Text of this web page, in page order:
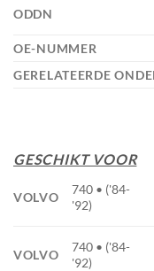
ODDN
OE-NUMMER
GERELATEERDE
GESCHIKT VOOR
VOLVO
740 • ('84-
'92)
VOLVO
740 • ('84-
'92)